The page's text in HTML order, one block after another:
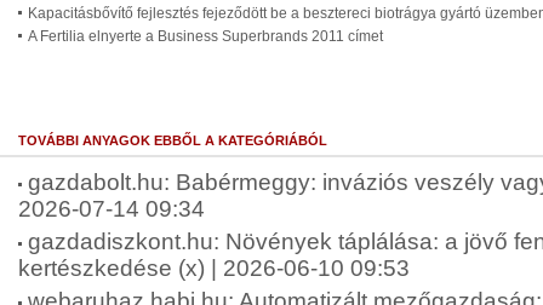
Kapacitásbővítő fejlesztés fejeződött be a besztereci biotrágya gyártó
A Fertilia elnyerte a Business Superbrands 2011 címet
TOVÁBBI ANYAGOK EBBŐL A KATEGÓRIÁBÓL
gazdabolt.hu: Babérmeggy: inváziós veszély
2026-07-14 09:34
gazdadiszkont.hu: Növények táplálása: a jövő
kertészkedése (x) | 2026-06-10 09:53